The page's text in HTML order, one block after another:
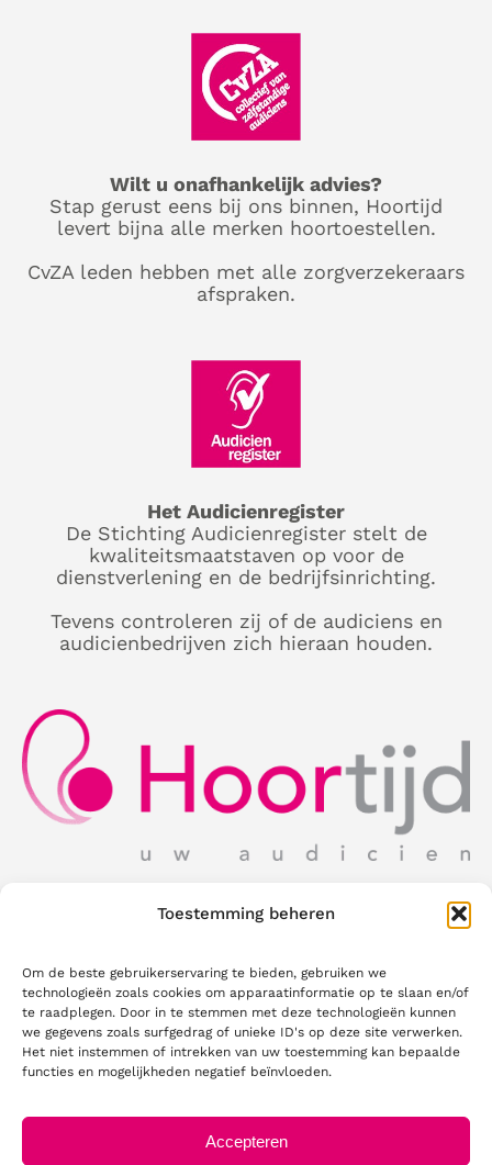
Toestemming beheren
Om de beste gebruikerservaring te bieden, gebruiken we
technologieën zoals cookies om apparaatinformatie op te slaan en/of
te raadplegen. Door in te stemmen met deze technologieën kunnen
we gegevens zoals surfgedrag of unieke ID's op deze site verwerken.
Het niet instemmen of intrekken van uw toestemming kan bepaalde
functies en mogelijkheden negatief beïnvloeden.
Accepteren
Wilt u onafhankelijk advies?
Stap gerust eens bij ons binnen, Hoortijd
levert bijna alle merken hoortoestellen.
CvZA leden hebben met alle zorgverzekeraars
afspraken.
Het Audicienregister
De Stichting Audicienregister stelt de
kwaliteitsmaatstaven op voor de
dienstverlening en de bedrijfsinrichting.
Tevens controleren zij of de audiciens en
audicienbedrijven zich hieraan houden.
Schrijf in voor onze nieuwsbrief!
Ontvang als eerste nieuws over Hoortijd,
rechtstreeks in uw mailbox.
Uw e-mailadres